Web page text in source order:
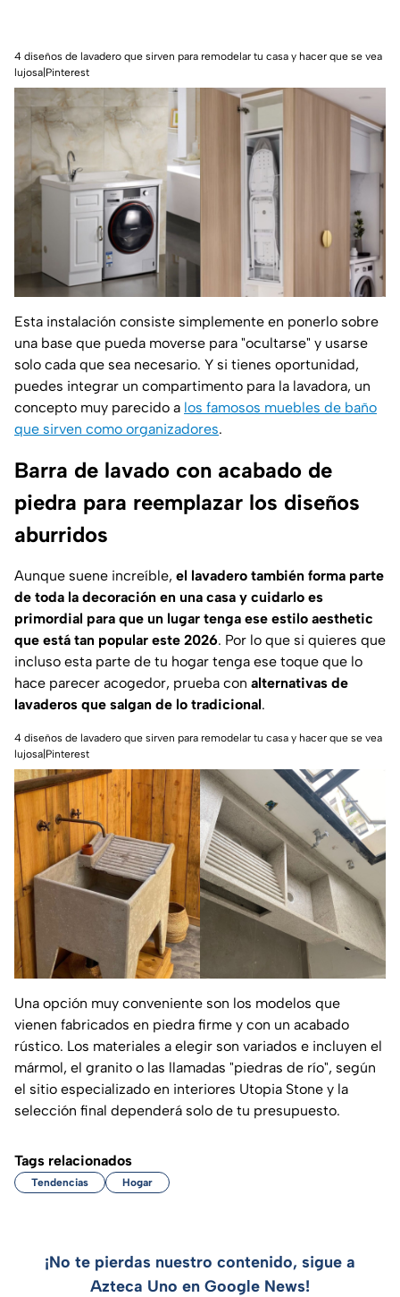
4 diseños de lavadero que sirven para remodelar tu casa y hacer que se vea
lujosa|Pinterest
Esta instalación consiste simplemente en ponerlo sobre
una base que pueda moverse para "ocultarse" y usarse
solo cada que sea necesario. Y si tienes oportunidad,
puedes integrar un compartimento para la lavadora, un
concepto muy parecido a los famosos muebles de baño
que sirven como organizadores.
Barra de lavado con acabado de
piedra para reemplazar los diseños
aburridos
Aunque suene increíble, el lavadero también forma parte
de toda la decoración en una casa y cuidarlo es
primordial para que un lugar tenga ese estilo aesthetic
que está tan popular este 2026. Por lo que si quieres que
incluso esta parte de tu hogar tenga ese toque que lo
hace parecer acogedor, prueba con alternativas de
lavaderos que salgan de lo tradicional.
4 diseños de lavadero que sirven para remodelar tu casa y hacer que se vea
lujosa|Pinterest
Una opción muy conveniente son los modelos que
vienen fabricados en piedra firme y con un acabado
rústico. Los materiales a elegir son variados e incluyen el
mármol, el granito o las llamadas "piedras de río", según
el sitio especializado en interiores Utopia Stone y la
selección final dependerá solo de tu presupuesto.
Tags relacionados
Tendencias Hogar
¡No te pierdas nuestro contenido, sigue a
Azteca Uno en Google News!